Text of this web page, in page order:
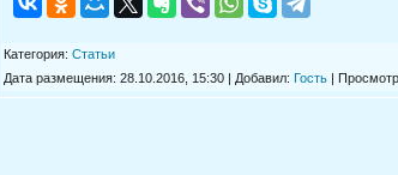
Категория: Статьи
Дата размещения: 28.10.2016, 15:30 | Добавил: Гость